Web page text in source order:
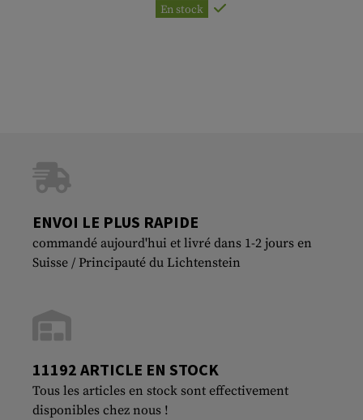
En stock
ENVOI LE PLUS RAPIDE
commandé aujourd'hui et livré dans 1-2 jours en
Suisse / Principauté du Lichtenstein
11192 ARTICLE EN STOCK
Tous les articles en stock sont effectivement
disponibles chez nous !